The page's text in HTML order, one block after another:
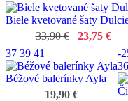
Biele kvetované šaty
33,90 €
23,75 €
37 39 41
Béžové balerínky Ayla
19,90 €
-
36